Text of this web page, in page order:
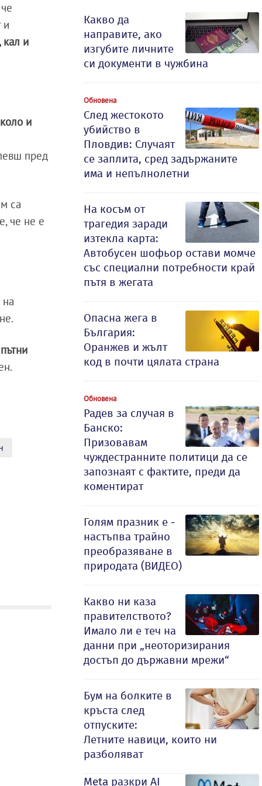
и
кал и
и
пред
са
че не е
Какво да
направите, ако
изгубите личните
си документи в чужбина
Обновена
След жестокото
убийство в
Пловдив: Случаят
се заплита, сред задържаните
има и непълнолетни
На косъм от
трагедия заради
изтекла карта:
Автобусен шофьор остави момче
със специални потребности край
пътя в жегата
Опасна жега в
България:
Оранжев и жълт
код в почти цялата страна
Обновена
Радев за случая в
Банско:
Призовавам
чуждестранните политици да се
запознаят с фактите, преди да
коментират
Голям празник е -
настъпва трайно
преобразяване в
природата (ВИДЕО)
Какво ни каза
правителството?
Имало ли е теч на
данни при „неоторизирания
достъп до държавни мрежи“
Бум на болките в
кръста след
отпуските:
Летните навици, които ни
разболяват
Meta разкри AI